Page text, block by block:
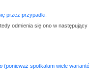
przez przypadki.
odmienia się ono w
(ponieważ spotkałam wiele